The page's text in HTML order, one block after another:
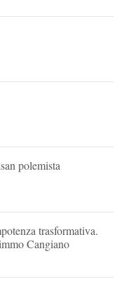
polemista
trasformativa.
Cangiano